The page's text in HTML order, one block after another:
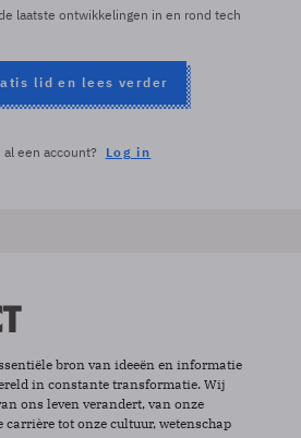
laatste ontwikkelingen in en rond tech
lid en lees verder
al een account? Log in
bron van ideeën en informatie
in constante transformatie. Wij
ons leven verandert, van onze
tot onze cultuur, wetenschap